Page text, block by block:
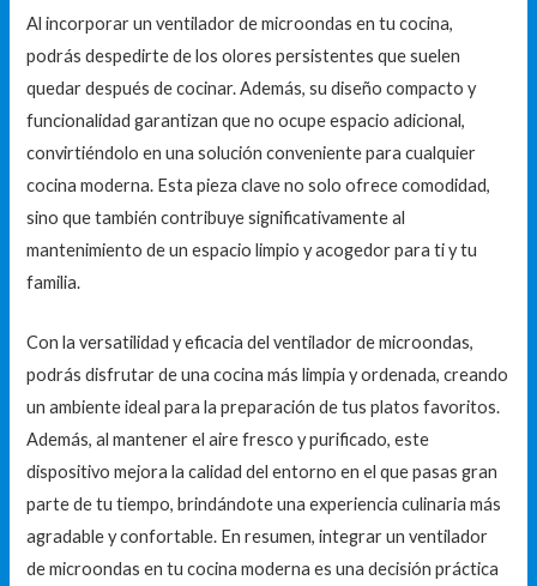
Al incorporar un ventilador de microondas en tu cocina,
podrás despedirte de los olores persistentes que suelen
quedar después de cocinar. Además, su diseño compacto y
funcionalidad garantizan que no ocupe espacio adicional,
convirtiéndolo en una solución conveniente para cualquier
cocina moderna. Esta pieza clave no solo ofrece comodidad,
sino que también contribuye significativamente al
mantenimiento de un espacio limpio y acogedor para ti y tu
familia.
Con la versatilidad y eficacia del ventilador de microondas,
podrás disfrutar de una cocina más limpia y ordenada, creando
un ambiente ideal para la preparación de tus platos favoritos.
Además, al mantener el aire fresco y purificado, este
dispositivo mejora la calidad del entorno en el que pasas gran
parte de tu tiempo, brindándote una experiencia culinaria más
agradable y confortable. En resumen, integrar un ventilador
de microondas en tu cocina moderna es una decisión práctica